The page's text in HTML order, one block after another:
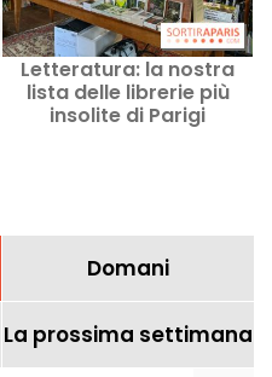
Letteratura: la nostra
lista delle librerie più
insolite di Parigi
Domani
La prossima settimana